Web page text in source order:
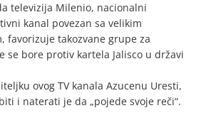
televizija Milenio, nacionalni
kanal povezan sa velikim
favorizuje takozvane grupe za
se bore protiv kartela Jalisco u državi
ovog TV kanala Azucenu Uresti,
i naterati je da „pojede svoje reči“.